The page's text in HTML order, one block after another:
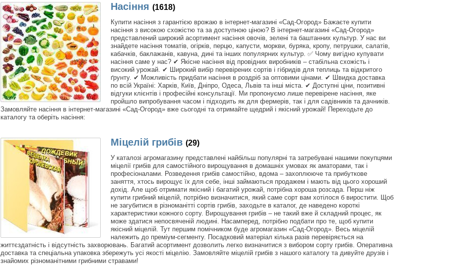
Насіння (1618)
Купити насіння з гарантією врожаю в інтернет-магазині «Сад-Огород» Бажаєте купити
насіння з високою схожістю та за доступною ціною? В інтернет-магазині «Сад-Огород»
представлений широкий асортимент насіння овочів, зелені та баштанних культур. У нас ви
знайдете насіння томатів, огірків, перцю, капусти, моркви, буряка, кропу, петрушки, салатів,
кабачків, баклажанів, кавуна, дині та інших популярних культур. ✅ Чому вигідно купувати
насіння саме у нас? ✔ Якісне насіння від провідних виробників – стабільна схожість і
високий урожай. ✔ Широкий вибір перевірених сортів і гібридів для теплиць та відкритого
ґрунту. ✔ Можливість придбати насіння в роздріб за оптовими цінами. ✔ Швидка доставка
по всій Україні: Харків, Київ, Дніпро, Одеса, Львів та інші міста. ✔ Доступні ціни, позитивні
відгуки клієнтів і професійні консультації. Ми пропонуємо лише перевірене насіння, яке
пройшло випробування часом і підходить як для фермерів, так і для садівників та дачників.
Замовляйте насіння в інтернет-магазині «Сад-Огород» вже сьогодні та отримайте щедрий і якісний урожай! Переходьте до
каталогу та оберіть насіння:
Міцелій грибів (29)
У каталозі агромагазину представлені найбільш популярні та затребувані нашими покупцями
міцелії грибів для самостійного вирощування в домашніх умовах як аматорами, так і
професіоналами. Розведення грибів самостійно, вдома – захоплююче та прибуткове
заняття, хтось вирощує їх для себе, інші займаються продажем і мають від цього хороший
дохід. Але щоб отримати якісний і багатий урожай, потрібна хороша розсада. Перш ніж
купити грибний міцелій, потрібно визначитися, який саме сорт вам хотілося б виростити. Щоб
не загубитися в різноманітті сортів грибів, заходьте в каталог, де наведено короткі
характеристики кожного сорту. Вирощування грибів – не такий вже й складний процес, як
може здатися непосвяченій людині. Насамперед, потрібно подбати про те, щоб купити
якісний міцелій. Тут першим помічником буде агромагазин «Сад-Огород». Весь міцелій
належить до преміум-сегменту. Посадковий матеріал кілька разів перевіряється на
життєздатність і відсутність захворювань. Багатий асортимент дозволить легко визначитися з вибором сорту грибів. Оперативна
доставка та спеціальна упаковка збережуть усі якості міцелію. Замовляйте міцелій грибів з нашого каталогу та дивуйте друзів і
знайомих різноманітними грибними стравами!